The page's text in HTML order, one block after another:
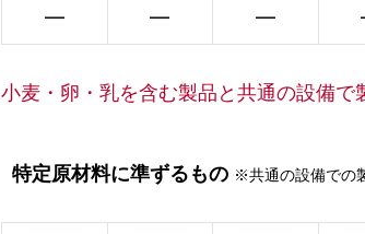
━ ━ ━
小麦・卵・乳を含む製品と共通の設備で
特定原材料に準ずるもの ※共通の設備での